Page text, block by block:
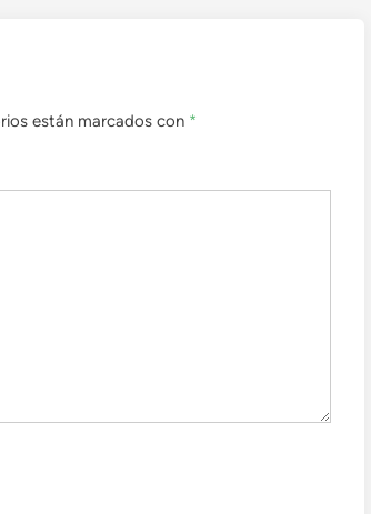
están marcados con *